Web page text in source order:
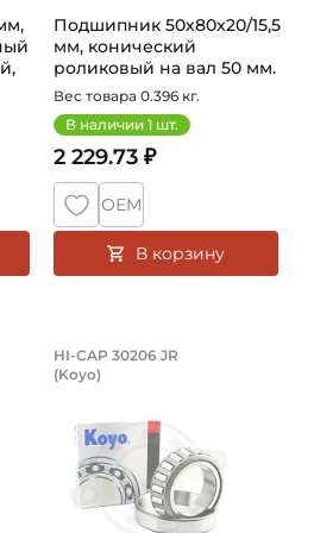
Подшипник 50х80х20/15,5
мм, конический
роликовый на вал 50 мм.
Артикул ...
Вес товара 0.396 кг.
В наличии 1 шт.
2 229.73 ₽
ОЕМ
В корзину
W2200
(24х61) мм номер 200000 WAL,
Подшипник
Подшипник повышенной
HI-CAP 30206 JR
(Koyo)